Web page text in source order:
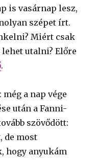
is vasárnap lesz,
szépet írt.
Miért csak
utalni? Előre
.
a nap vége
után a Fanni-
szövődött:
de most
hogy anyukám